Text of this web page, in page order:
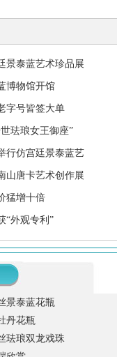
景泰蓝艺术珍品展
博物馆开馆
字号皆签大单
珐琅女王御座”
行仿宫廷景泰蓝艺
山唐卡艺术创作展
猛增十倍
“外观专利”
景泰蓝花瓶
丹花瓶
珐琅双龙戏珠